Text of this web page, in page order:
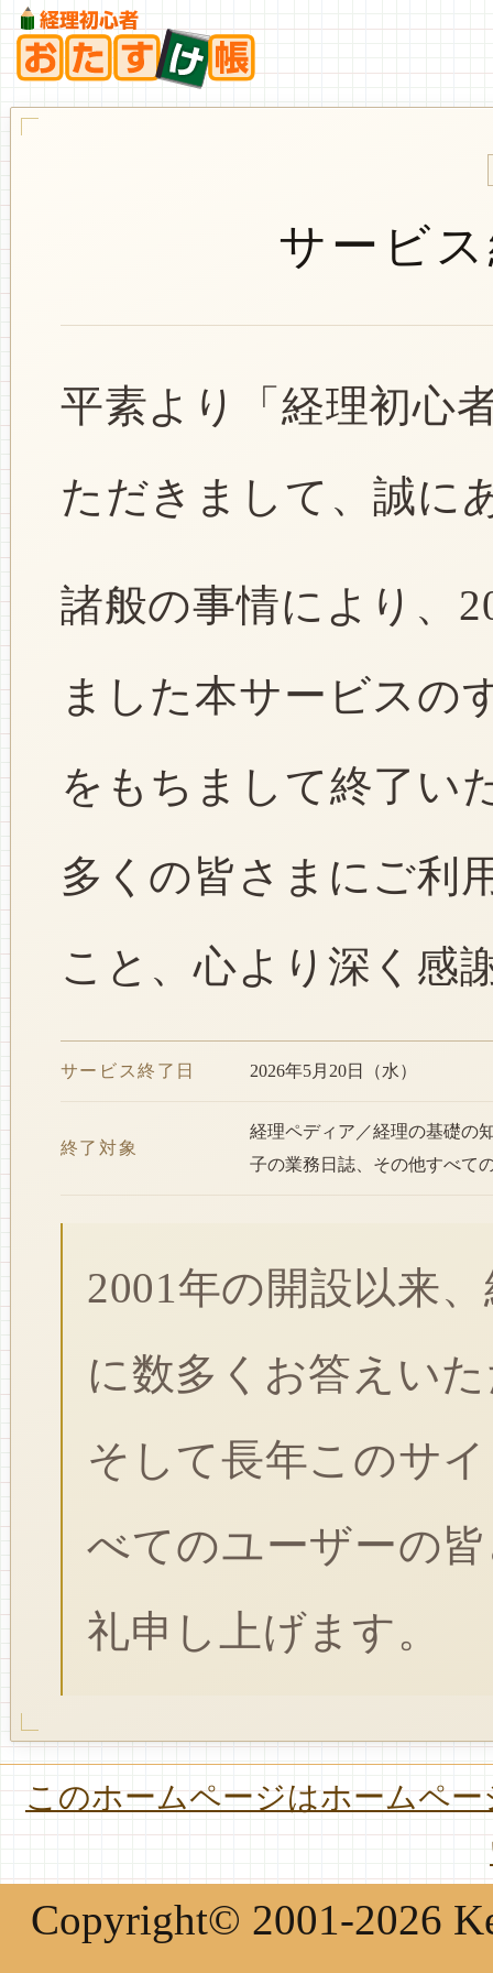
サービ
平素より「経理初心
ただきまして、誠に
諸般の事情により、
ました本サービスの
をもちまして終了い
多くの皆さまにご利
こと、心より深く感
サービス終了日 2026年5月20日（水）
終了対象
経理ペディア／経理の基礎の
子の業務日誌、その他すべて
2001年の開設以来
に数多くお答えい
そして長年このサ
べてのユーザーの
礼申し上げます。
このホームページはホームペ
Copyright© 2001-2026